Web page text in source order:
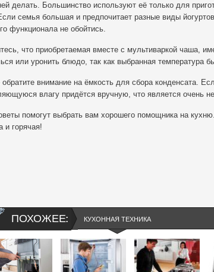
делать. Большинство используют её только для
семья большая и предпочитает разные виды
функционала не обойтись.
что приобретаемая вместе с мультиваркой чаша,
или уронить блюдо, так как выбранная температура
внимание на ёмкость для сбора конденсата.
влагу придётся вручную, что является очень
помогут выбрать вам хорошего помощника на
и горячая!
ПОХОЖЕЕ: КУХОННАЯ ТЕХНИКА